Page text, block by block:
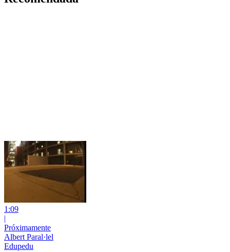
1:09
|
Próximamente
Albert Paral·lel
Edupedu